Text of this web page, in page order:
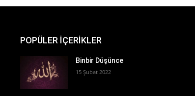
POPÜLER İÇERİKLER
Binbir Düşünce
15 Şubat 2022